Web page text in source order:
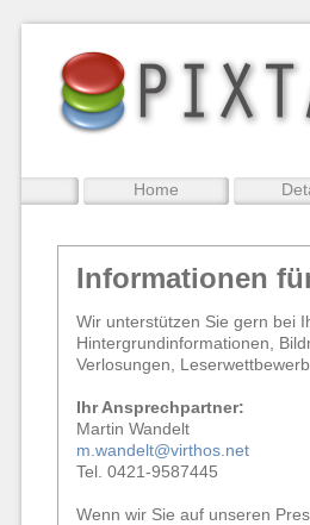
Home
Informationen
Wir unterstützen Sie gern bei
Hintergrundinformationen,
Verlosungen,
Ihr Ansprechpartner:
Martin Wandelt
m.wandelt@virthos.net
Tel. 0421-9587445
Wenn wir Sie auf unseren